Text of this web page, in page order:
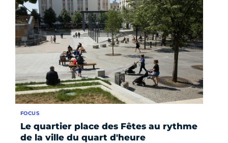
Le quartier place des Fêtes au rythme
de la ville du quart d'heure
FOCUS